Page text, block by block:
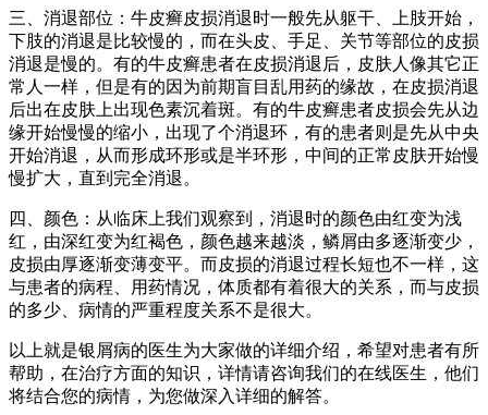
三、消退部位：牛皮癣皮损消退时一般先从躯干、上肢开始，
下肢的消退是比较慢的，而在头皮、手足、关节等部位的皮损
消退是慢的。有的牛皮癣患者在皮损消退后，皮肤人像其它正
常人一样，但是有的因为前期盲目乱用药的缘故，在皮损消退
后出在皮肤上出现色素沉着斑。有的牛皮癣患者皮损会先从边
缘开始慢慢的缩小，出现了个消退环，有的患者则是先从中央
开始消退，从而形成环形或是半环形，中间的正常皮肤开始慢
慢扩大，直到完全消退。
四、颜色：从临床上我们观察到，消退时的颜色由红变为浅
红，由深红变为红褐色，颜色越来越淡，鳞屑由多逐渐变少，
皮损由厚逐渐变薄变平。而皮损的消退过程长短也不一样，这
与患者的病程、用药情况，体质都有着很大的关系，而与皮损
的多少、病情的严重程度关系不是很大。
以上就是银屑病的医生为大家做的详细介绍，希望对患者有所
帮助，在治疗方面的知识，详情请咨询我们的在线医生，他们
将结合您的病情，为您做深入详细的解答。